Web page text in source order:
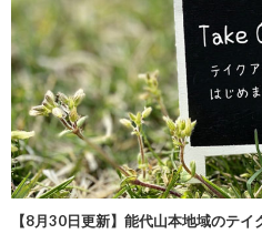
【8月30日更新】能代山本地域のテイ